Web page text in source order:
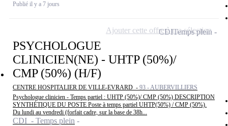
Publié il y a 7 jours
PSYCHOLOGUE
CLINICIEN(NE) - UHTP (50%)/
CMP (50%) (H/F)
CENTRE HOSPITALIER DE VILLE-EVRARD - 93 - AUBERVILLIERS
Psychologue clinicien - Temps partiel : UHTP (50%)/ CMP (50%) DESCRIPTION
SYNTHÉTIQUE DU POSTE Poste à temps partiel UHTP(50%) / CMP (50%).
Du lundi au vendredi (forfait cadre, sur la base de 38h...
CDI - Temps plein
CDITemps plein
Ajouter cette offre à ma sélection